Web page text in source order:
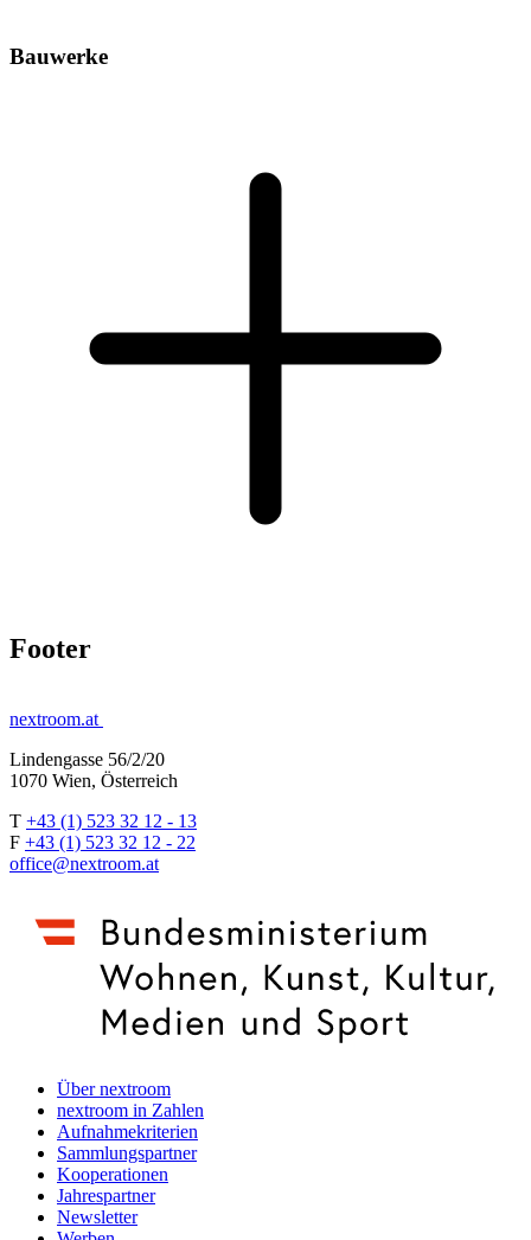
Bauwerke
Footer
nextroom.at
Lindengasse 56/2/20
1070 Wien, Österreich
T +43 (1) 523 32 12 - 13
F +43 (1) 523 32 12 - 22
office@nextroom.at
Über nextroom
nextroom in Zahlen
Aufnahmekriterien
Sammlungspartner
Kooperationen
Jahrespartner
Newsletter